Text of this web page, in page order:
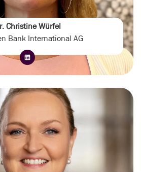
Christine Würfel
Bank International AG